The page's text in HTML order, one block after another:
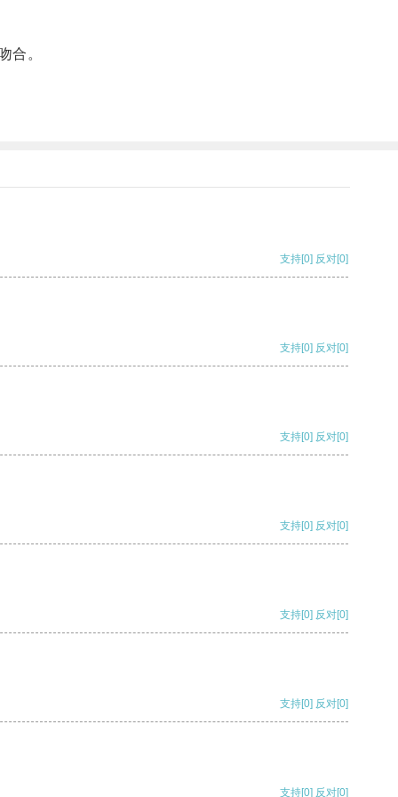
合。
支持[0] 反对[0]
支持[0] 反对[0]
支持[0] 反对[0]
支持[0] 反对[0]
支持[0] 反对[0]
支持[0] 反对[0]
支持[0] 反对[0]